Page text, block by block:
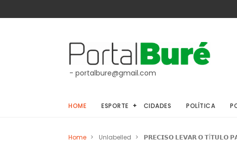
- portalbure@gmail.com
HOME ESPORTE CIDADES POLÍTICA
Home > Unlabelled >
𝗣𝗥𝗘𝗖𝗜𝗦𝗢 𝗟𝗘𝗩𝗔𝗥 𝗢 𝗧Í𝗧𝗨𝗟𝗢